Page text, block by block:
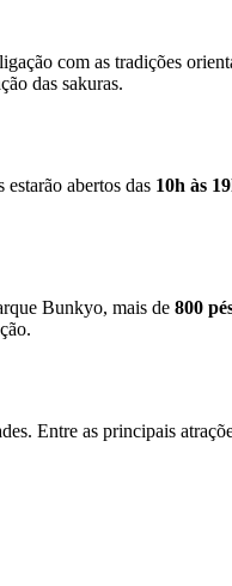
com as tradições
das sakuras.
abertos das 10h às
Bunkyo, mais de 800
Entre as principais